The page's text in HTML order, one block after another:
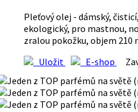
Pleťový olej - dámský,
ekologický, pro mastnou,
zralou pokožku, objem 210
Uložit
E-shop